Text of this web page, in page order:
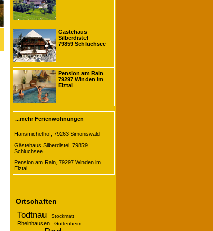
Gästehaus
Silberdistel
79859 Schluchsee
Pension am Rain
79297 Winden im
Elztal
...mehr Ferienwohnungen
Hansmichelhof, 79263 Simonswald
Gästehaus Silberdistel, 79859
Schluchsee
Pension am Rain, 79297 Winden im
Elztal
Ortschaften
Todtnau Stockmatt
Rheinhausen
Gottenheim